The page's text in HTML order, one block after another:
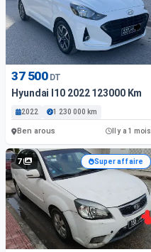
37 500 DT
Hyundai I10 2022 123000 Km
2022 1 230 000 km
Ben arous Il y a 1 mois
7 Super affaire